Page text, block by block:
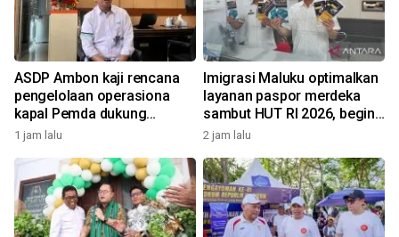
ASDP Ambon kaji rencana
pengelolaan operasiona
kapal Pemda dukung
pariwisata Maluku
1 jam lalu
Imigrasi Maluku optimalkan
layanan paspor merdeka
sambut HUT RI 2026, begini
kata Kakanwil
2 jam lalu